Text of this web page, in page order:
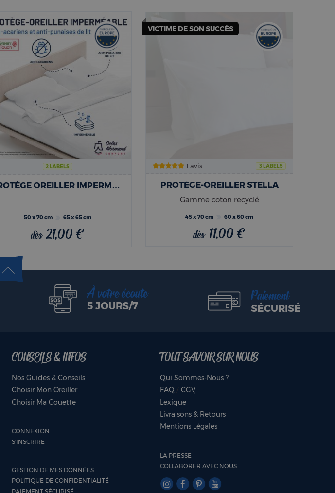
2 LABELS
PROTÈGE OREILLER IMPERMÉABLE ANTI-ACARIENS ET ANTI-PUNAISES DE LIT
50 x 70 cm 65 x 65 cm
dès 21,00 €
VICTIME DE SON SUCCÈS
1 avis 3 LABELS
PROTÈGE-OREILLER STELLA
Gamme coton recyclé
45 x 70 cm 60 x 60 cm
dès 11,00 €
À votre écoute
5 JOURS/7
Paiement
SÉCURISÉ
CONSEILS & INFOS
Nos Guides & Conseils
Choisir Mon Oreiller
Choisir Ma Couette
CONNEXION
S'INSCRIRE
GESTION DE MES DONNÉES
POLITIQUE DE CONFIDENTIALITÉ
PAIEMENT SÉCURISÉ
TOUT SAVOIR SUR NOUS
Qui Sommes-Nous ?
FAQ / CGV
Lexique
Livraisons & Retours
Mentions Légales
LA PRESSE
COLLABORER AVEC NOUS